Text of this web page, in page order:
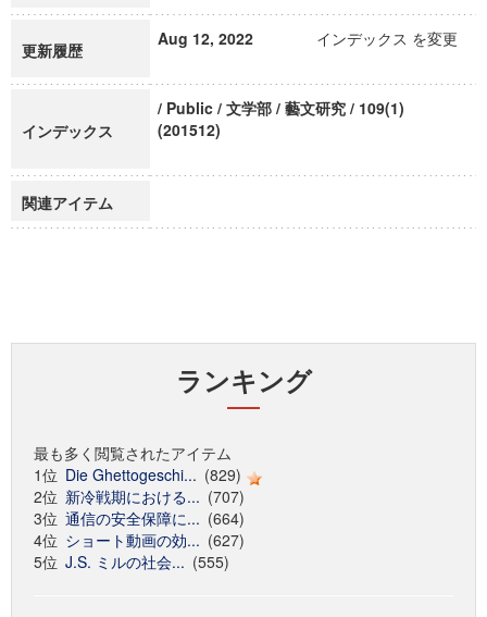
更新履歴
Aug 12, 2022 インデックス を変更
インデックス
/ Public / 文学部 / 藝文研究 / 109(1)
(201512)
関連アイテム
ランキング
最も多く閲覧されたアイテム
1位 Die Ghettogeschi... (829)
2位 新冷戦期における... (707)
3位 通信の安全保障に... (664)
4位 ショート動画の効... (627)
5位 J.S. ミルの社会... (555)